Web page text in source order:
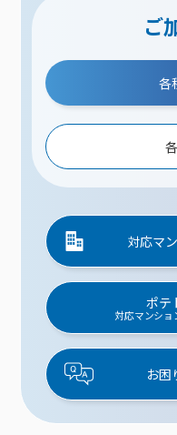
ご
各
対応マ
ポテ
対応マンシ
お困